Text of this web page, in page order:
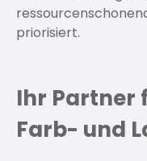
priorisiert.
Ihr Partner
Farb- und